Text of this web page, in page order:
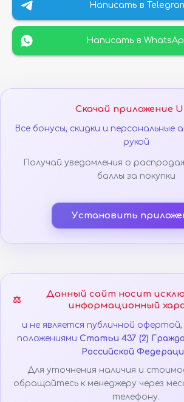
Написать в
Написать в
Скачай приложение
Все бонусы, скидки и персональные
рукой
Получай уведомления о
баллы за покупки
Установить
⚖️
Данный сайт носит
информационный
и не является публичной
положениями Статьи 437 (2)
Российской
Для уточнения наличия и
обращайтесь к менеджеру через
телефону.